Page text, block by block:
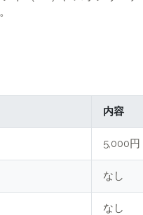
内容
5,000円
なし
なし